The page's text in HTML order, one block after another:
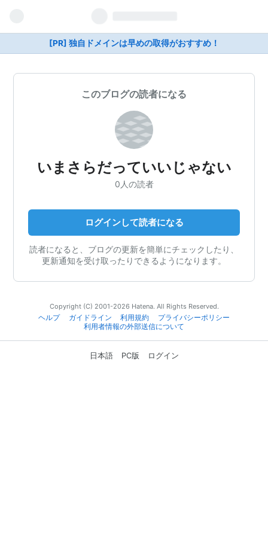
[PR] 独自ドメインは早めの取得がおすすめ！
このブログの読者になる
いまさらだっていいじゃない
0人の読者
ログインして読者になる
読者になると、ブログの更新を簡単にチェックしたり、
更新通知を受け取ったりできるようになります。
Copyright (C) 2001-2026 Hatena. All Rights Reserved.
ヘルプ
ガイドライン 利用規約
プライバシーポリシー
利用者情報の外部送信について
日本語 PC版 ログイン